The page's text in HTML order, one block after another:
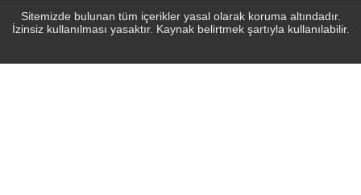
Sitemizde bulunan tüm içerikler yasal olarak koruma altındadır.
İzinsiz kullanılması yasaktır. Kaynak belirtmek şartıyla kullanılabilir.